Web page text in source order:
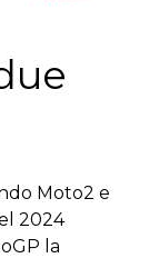
Moto2 e
2024
la